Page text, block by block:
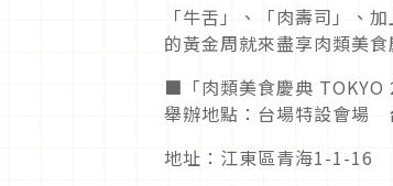
「牛舌」、「肉壽司」、
的黃金周就來盡享肉類美
■「肉類美食慶典 TOKYO
舉辦地點：台場特設會場
地址：江東區青海1-1-16